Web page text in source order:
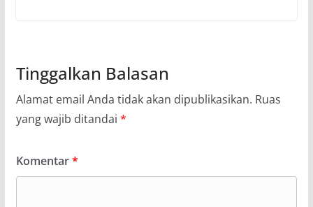
Tinggalkan Balasan
Alamat email Anda tidak akan dipublikasikan. Ruas
yang wajib ditandai *
Komentar*